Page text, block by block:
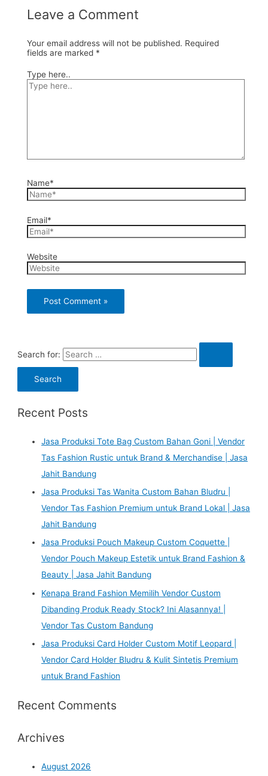
Leave a Comment
Your email address will not be published. Required
fields are marked *
Type here..
Name*
Email*
Website
Search for:
Recent Posts
Jasa Produksi Tote Bag Custom Bahan Goni | Vendor
Tas Fashion Rustic untuk Brand & Merchandise | Jasa
Jahit Bandung
Jasa Produksi Tas Wanita Custom Bahan Bludru |
Vendor Tas Fashion Premium untuk Brand Lokal | Jasa
Jahit Bandung
Jasa Produksi Pouch Makeup Custom Coquette |
Vendor Pouch Makeup Estetik untuk Brand Fashion &
Beauty | Jasa Jahit Bandung
Kenapa Brand Fashion Memilih Vendor Custom
Dibanding Produk Ready Stock? Ini Alasannya! |
Vendor Tas Custom Bandung
Jasa Produksi Card Holder Custom Motif Leopard |
Vendor Card Holder Bludru & Kulit Sintetis Premium
untuk Brand Fashion
Recent Comments
Archives
August 2026